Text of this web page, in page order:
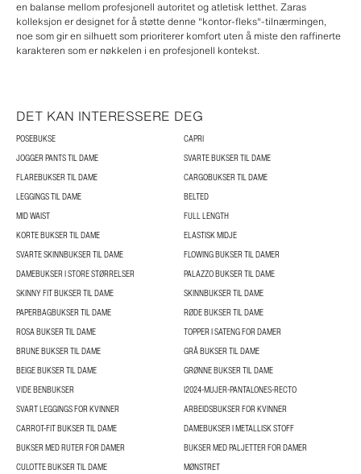
en balanse mellom profesjonell autoritet og atletisk letthet. Zaras
kolleksjon er designet for å støtte denne "kontor-fleks"-tilnærmingen,
noe som gir en silhuett som prioriterer komfort uten å miste den raffinerte
karakteren som er nøkkelen i en profesjonell kontekst.
DET KAN INTERESSERE DEG
POSEBUKSE
CAPRI
JOGGER PANTS TIL DAME
SVARTE BUKSER TIL DAME
FLAREBUKSER TIL DAME
CARGOBUKSER TIL DAME
LEGGINGS TIL DAME
BELTED
MID WAIST
FULL LENGTH
KORTE BUKSER TIL DAME
ELASTISK MIDJE
SVARTE SKINNBUKSER TIL DAME
FLOWING BUKSER TIL DAMER
DAMEBUKSER I STORE STØRRELSER
PALAZZO BUKSER TIL DAME
SKINNY FIT BUKSER TIL DAME
SKINNBUKSER TIL DAME
PAPERBAGBUKSER TIL DAME
RØDE BUKSER TIL DAME
ROSA BUKSER TIL DAME
TOPPER I SATENG FOR DAMER
BRUNE BUKSER TIL DAME
GRÅ BUKSER TIL DAME
BEIGE BUKSER TIL DAME
GRØNNE BUKSER TIL DAME
VIDE BENBUKSER
I2024-MUJER-PANTALONES-RECTO
SVART LEGGINGS FOR KVINNER
ARBEIDSBUKSER FOR KVINNER
CARROT-FIT BUKSER TIL DAME
DAMEBUKSER I METALLISK STOFF
BUKSER MED RUTER FOR DAMER
BUKSER MED PALJETTER FOR DAMER
CULOTTE BUKSER TIL DAME
MØNSTRET